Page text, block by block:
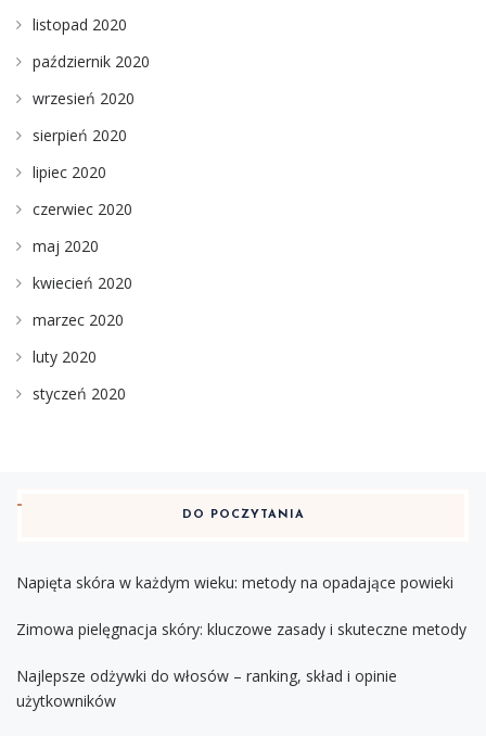
listopad 2020
październik 2020
wrzesień 2020
sierpień 2020
lipiec 2020
czerwiec 2020
maj 2020
kwiecień 2020
marzec 2020
luty 2020
styczeń 2020
DO POCZYTANIA
Napięta skóra w każdym wieku: metody na opadające powieki
Zimowa pielęgnacja skóry: kluczowe zasady i skuteczne metody
Najlepsze odżywki do włosów – ranking, skład i opinie
użytkowników